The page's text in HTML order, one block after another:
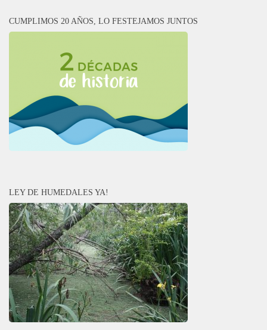
CUMPLIMOS 20 AÑOS, LO FESTEJAMOS JUNTOS
LEY DE HUMEDALES YA!